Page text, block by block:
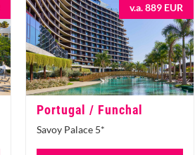
v.a. 889 EUR
Portugal / Funchal
Savoy Palace 5*